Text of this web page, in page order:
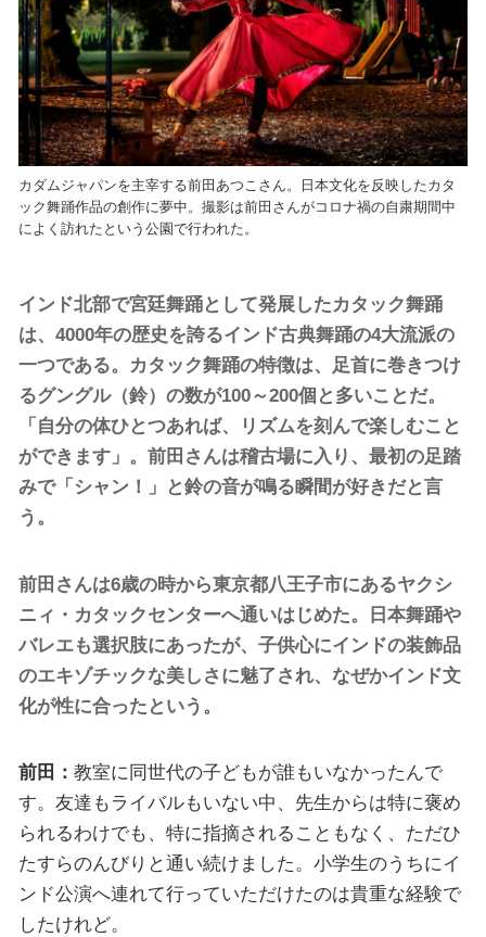
カダムジャパンを主宰する前田あつこさん。日本文化を反映したカタ
ック舞踊作品の創作に夢中。撮影は前田さんがコロナ禍の自粛期間中
によく訪れたという公園で行われた。
インド北部で宮廷舞踊として発展したカタック舞踊
は、4000年の歴史を誇るインド古典舞踊の4大流派の
一つである。カタック舞踊の特徴は、足首に巻きつけ
るグングル（鈴）の数が100～200個と多いことだ。
「自分の体ひとつあれば、リズムを刻んで楽しむこと
ができます」。前田さんは稽古場に入り、最初の足踏
みで「シャン！」と鈴の音が鳴る瞬間が好きだと言
う。
前田さんは6歳の時から東京都八王子市にあるヤクシ
ニィ・カタックセンターへ通いはじめた。日本舞踊や
バレエも選択肢にあったが、子供心にインドの装飾品
のエキゾチックな美しさに魅了され、なぜかインド文
化が性に合ったという。
前田： 教室に同世代の子どもが誰もいなかったんで
す。友達もライバルもいない中、先生からは特に褒め
られるわけでも、特に指摘されることもなく、ただひ
たすらのんびりと通い続けました。小学生のうちにイ
ンド公演へ連れて行っていただけたのは貴重な経験で
したけれど。